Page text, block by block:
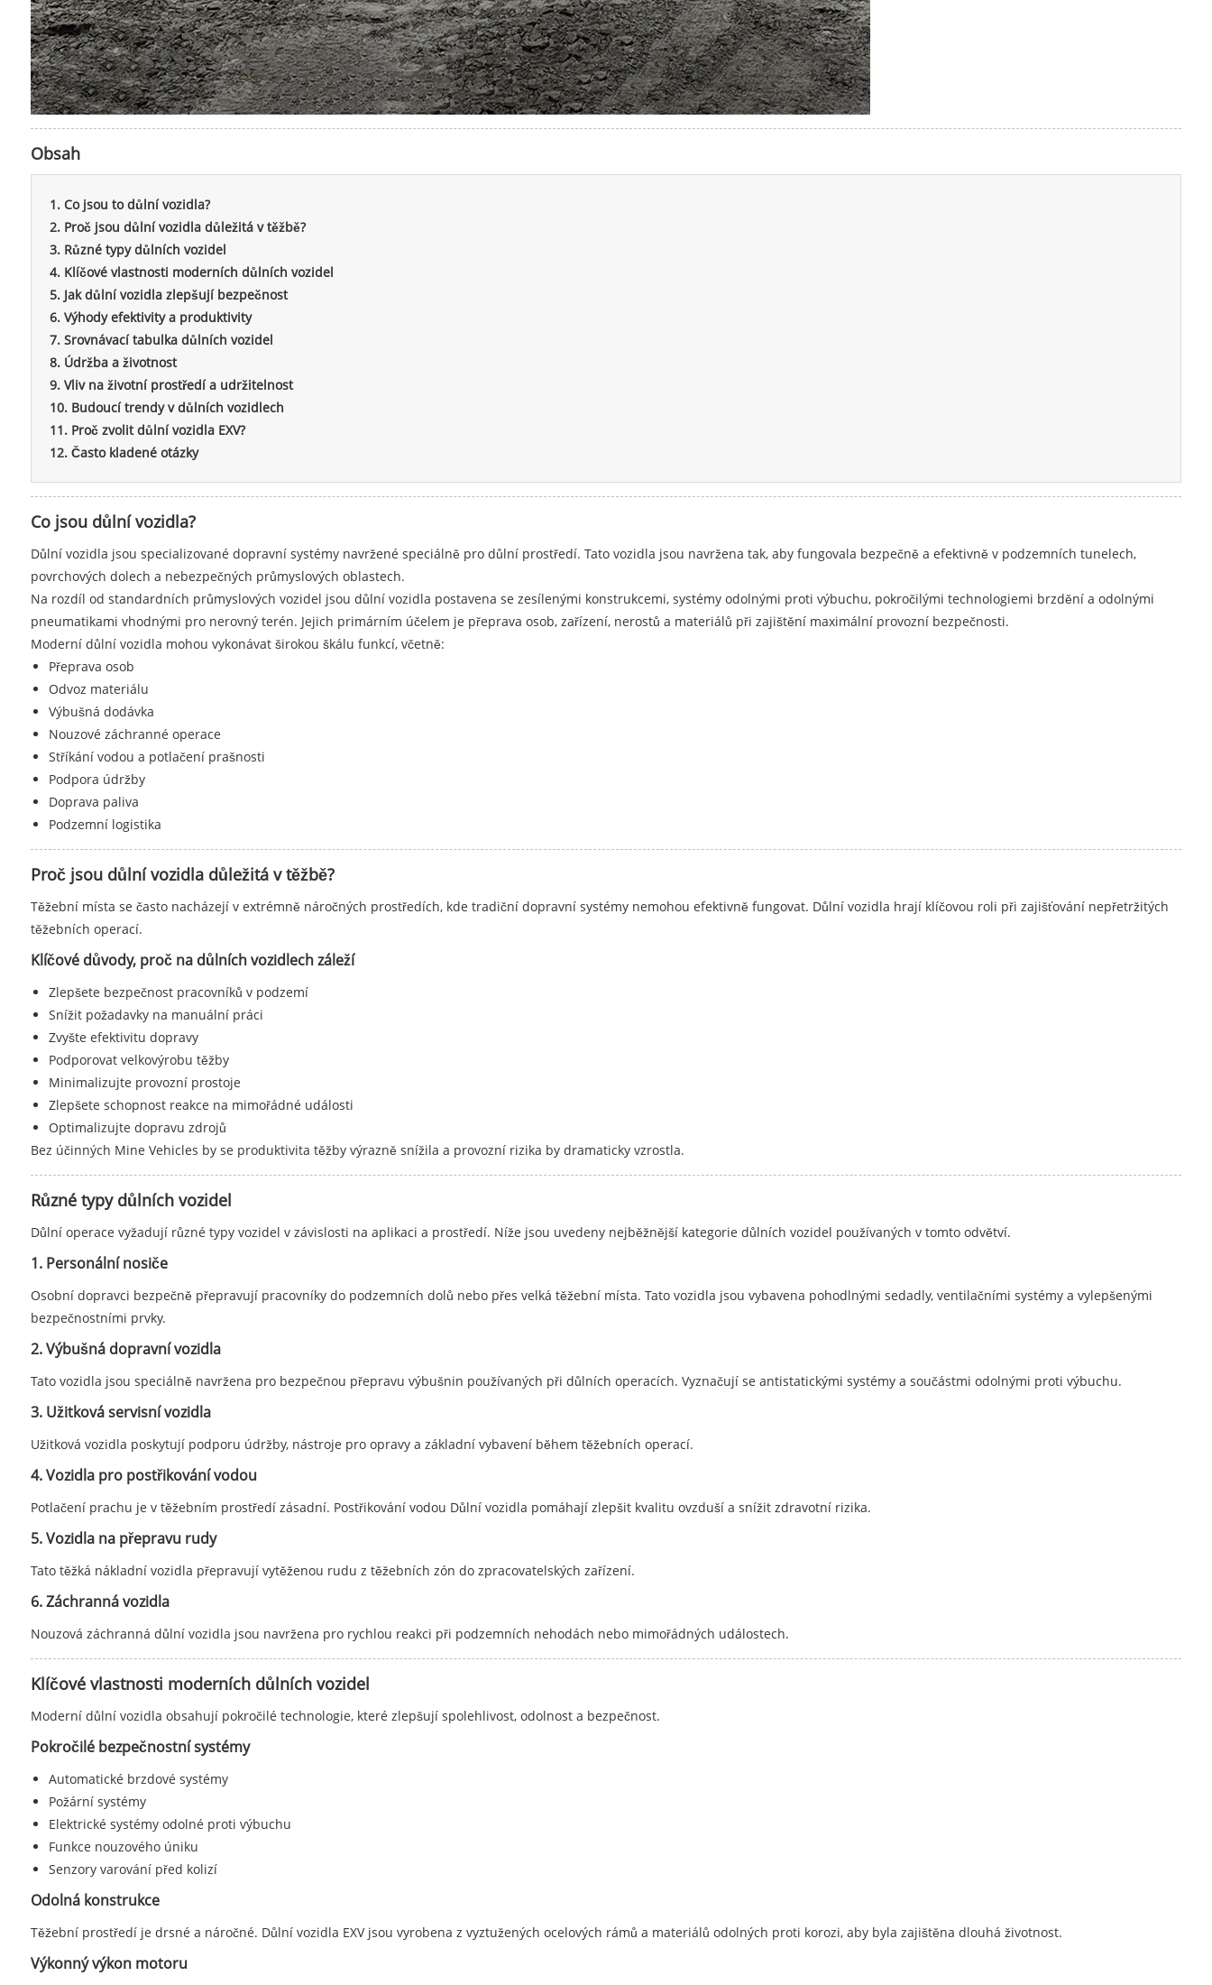
Obsah
1. Co jsou to důlní vozidla?
2. Proč jsou důlní vozidla důležitá v těžbě?
3. Různé typy důlních vozidel
4. Klíčové vlastnosti moderních důlních vozidel
5. Jak důlní vozidla zlepšují bezpečnost
6. Výhody efektivity a produktivity
7. Srovnávací tabulka důlních vozidel
8. Údržba a životnost
9. Vliv na životní prostředí a udržitelnost
10. Budoucí trendy v důlních vozidlech
11. Proč zvolit důlní vozidla EXV?
12. Často kladené otázky
Co jsou důlní vozidla?
Důlní vozidla jsou specializované dopravní systémy navržené speciálně pro důlní prostředí. Tato vozidla jsou navržena tak, aby fungovala bezpečně a efektivně v podzemních tunelech,
povrchových dolech a nebezpečných průmyslových oblastech.
Na rozdíl od standardních průmyslových vozidel jsou důlní vozidla postavena se zesílenými konstrukcemi, systémy odolnými proti výbuchu, pokročilými technologiemi brzdění a odolnými
pneumatikami vhodnými pro nerovný terén. Jejich primárním účelem je přeprava osob, zařízení, nerostů a materiálů při zajištění maximální provozní bezpečnosti.
Moderní důlní vozidla mohou vykonávat širokou škálu funkcí, včetně:
Přeprava osob
Odvoz materiálu
Výbušná dodávka
Nouzové záchranné operace
Stříkání vodou a potlačení prašnosti
Podpora údržby
Doprava paliva
Podzemní logistika
Proč jsou důlní vozidla důležitá v těžbě?
Těžební místa se často nacházejí v extrémně náročných prostředích, kde tradiční dopravní systémy nemohou efektivně fungovat. Důlní vozidla hrají klíčovou roli při zajišťování nepřetržitých
těžebních operací.
Klíčové důvody, proč na důlních vozidlech záleží
Zlepšete bezpečnost pracovníků v podzemí
Snížit požadavky na manuální práci
Zvyšte efektivitu dopravy
Podporovat velkovýrobu těžby
Minimalizujte provozní prostoje
Zlepšete schopnost reakce na mimořádné události
Optimalizujte dopravu zdrojů
Bez účinných Mine Vehicles by se produktivita těžby výrazně snížila a provozní rizika by dramaticky vzrostla.
Různé typy důlních vozidel
Důlní operace vyžadují různé typy vozidel v závislosti na aplikaci a prostředí. Níže jsou uvedeny nejběžnější kategorie důlních vozidel používaných v tomto odvětví.
1. Personální nosiče
Osobní dopravci bezpečně přepravují pracovníky do podzemních dolů nebo přes velká těžební místa. Tato vozidla jsou vybavena pohodlnými sedadly, ventilačními systémy a vylepšenými
bezpečnostními prvky.
2. Výbušná dopravní vozidla
Tato vozidla jsou speciálně navržena pro bezpečnou přepravu výbušnin používaných při důlních operacích. Vyznačují se antistatickými systémy a součástmi odolnými proti výbuchu.
3. Užitková servisní vozidla
Užitková vozidla poskytují podporu údržby, nástroje pro opravy a základní vybavení během těžebních operací.
4. Vozidla pro postřikování vodou
Potlačení prachu je v těžebním prostředí zásadní. Postřikování vodou Důlní vozidla pomáhají zlepšit kvalitu ovzduší a snížit zdravotní rizika.
5. Vozidla na přepravu rudy
Tato těžká nákladní vozidla přepravují vytěženou rudu z těžebních zón do zpracovatelských zařízení.
6. Záchranná vozidla
Nouzová záchranná důlní vozidla jsou navržena pro rychlou reakci při podzemních nehodách nebo mimořádných událostech.
Klíčové vlastnosti moderních důlních vozidel
Moderní důlní vozidla obsahují pokročilé technologie, které zlepšují spolehlivost, odolnost a bezpečnost.
Pokročilé bezpečnostní systémy
Automatické brzdové systémy
Požární systémy
Elektrické systémy odolné proti výbuchu
Funkce nouzového úniku
Senzory varování před kolizí
Odolná konstrukce
Těžební prostředí je drsné a náročné. Důlní vozidla EXV jsou vyrobena z vyztužených ocelových rámů a materiálů odolných proti korozi, aby byla zajištěna dlouhá životnost.
Výkonný výkon motoru